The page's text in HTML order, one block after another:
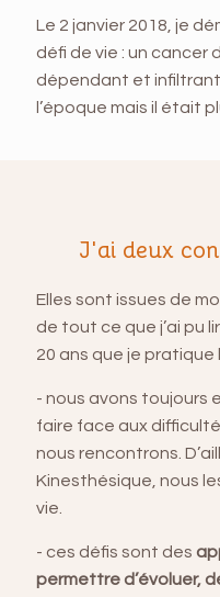
Le 2 janvier 2018, je
défi de vie : un cancer
dépendant et
l’époque mais il était
J'ai deux
Elles sont issues de
de tout ce que j’ai pu
20 ans que je pratique
- nous avons toujours
faire face aux
nous rencontrons.
Kinesthésique, nous
vie.
- ces défis sont des
permettre d’évoluer,